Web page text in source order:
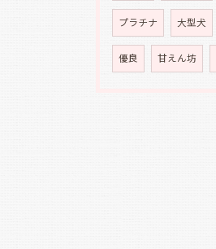
プラチナ 大型犬
優良 甘えん坊